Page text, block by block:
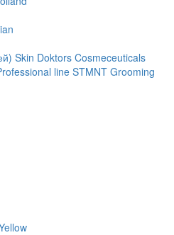
Skin Doktors Cosmeceuticals
line STMNT Grooming